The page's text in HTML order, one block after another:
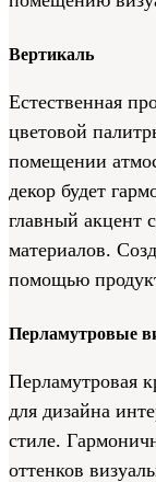
Вертикаль
Естественная
цветовой
помещении
декор будет
главный акцент
материалов.
помощью
Перламутровые
Перламутровая
для дизайна
стиле.
оттенков